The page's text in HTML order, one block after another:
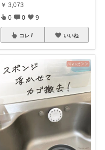
￥ 3,073
0 0 9
コレ いいね